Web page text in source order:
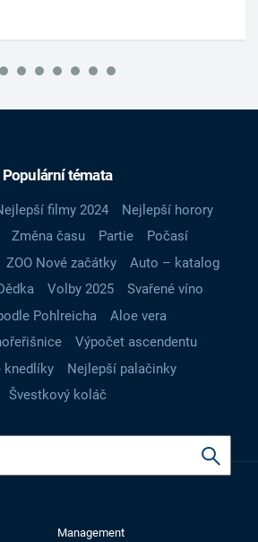
Populární témata
filmy 2024
Nejlepší horory
Změna času Partie
Počasí
ZOO Nové začátky
Auto – katalog
Volby 2025
Svařené víno
Pohlreicha
Aloe vera
Výpočet ascendentu
knedlíky
Nejlepší palačinky
Švestkový koláč
Management